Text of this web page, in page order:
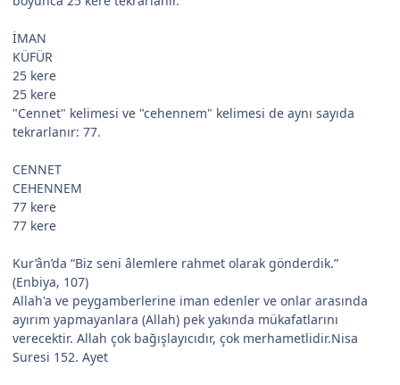
İMAN
KÜFÜR
25 kere
25 kere
"Cennet" kelimesi ve "cehennem" kelimesi de aynı sayıda
tekrarlanır: 77.
CENNET
CEHENNEM
77 kere
77 kere
Kur’ân’da “Biz seni âlemlere rahmet olarak gönderdik.”
(Enbiya, 107)
Allah'a ve peygamberlerine iman edenler ve onlar arasında
ayırım yapmayanlara (Allah) pek yakında mükafatlarını
verecektir. Allah çok bağışlayıcıdır, çok merhametlidir.Nisa
Suresi 152. Ayet